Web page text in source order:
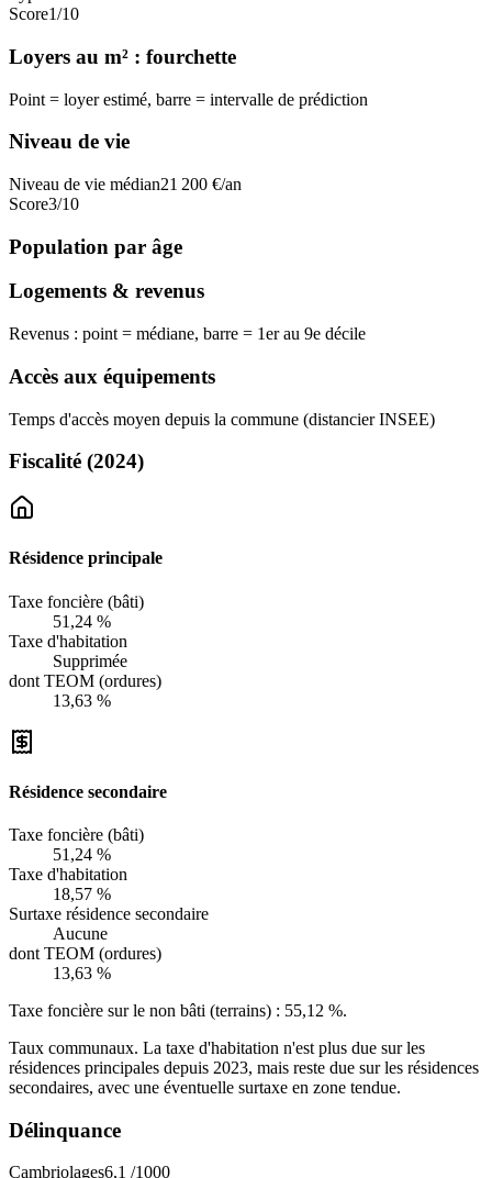
Score1/10
Loyers au m² : fourchette
Point = loyer estimé, barre = intervalle de prédiction
Niveau de vie
Niveau de vie médian21 200 €/an
Score3/10
Population par âge
Logements & revenus
Revenus : point = médiane, barre = 1er au 9e décile
Accès aux équipements
Temps d'accès moyen depuis la commune (distancier INSEE)
Fiscalité (2024)
Résidence principale
Taxe foncière (bâti)
51,24 %
Taxe d'habitation
Supprimée
dont TEOM (ordures)
13,63 %
Résidence secondaire
Taxe foncière (bâti)
51,24 %
Taxe d'habitation
18,57 %
Surtaxe résidence secondaire
Aucune
dont TEOM (ordures)
13,63 %
Taxe foncière sur le non bâti (terrains) : 55,12 %.
Taux communaux. La taxe d'habitation n'est plus due sur les
résidences principales depuis 2023, mais reste due sur les résidences
secondaires, avec une éventuelle surtaxe en zone tendue.
Délinquance
Cambriolages6,1 /1000